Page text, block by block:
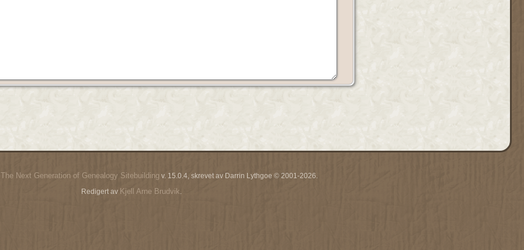
The Next Generation of Genealogy Sitebuilding v. 15.0.4, skrevet av Darrin Lythgoe © 2001-2026.
Redigert av Kjell Arne Brudvik.